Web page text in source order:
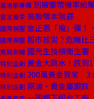
葛洛斯專欄 別被擲幣機率給
童言識李 高房價本無罪
國際視窗 金正恩「搗」彈！
國際視窗 股市核災？危機比
焦點新聞 國光生技槓衛生
特別企劃 黃金大跳水！跌到
特別企劃 200萬黃金買家 3
特別企劃 原油、貴金屬跟